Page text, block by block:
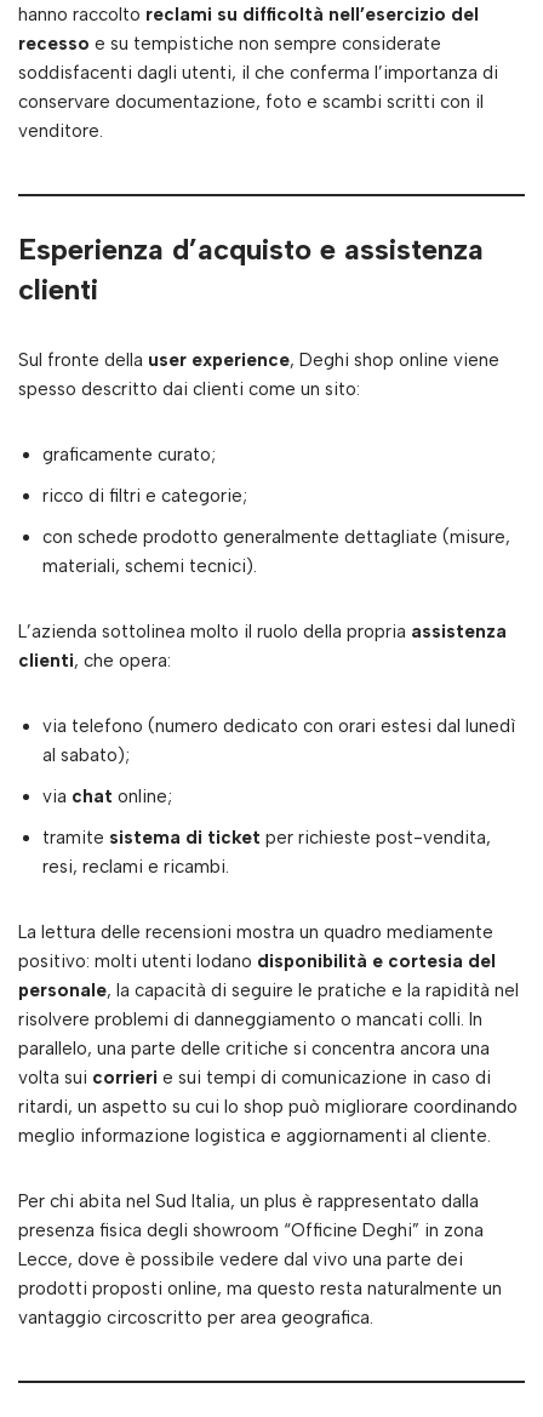
hanno raccolto reclami su difficoltà nell’esercizio del
recesso e su tempistiche non sempre considerate
soddisfacenti dagli utenti, il che conferma l’importanza di
conservare documentazione, foto e scambi scritti con il
venditore.
Esperienza d’acquisto e assistenza
clienti
Sul fronte della user experience, Deghi shop online viene
spesso descritto dai clienti come un sito:
graficamente curato;
ricco di filtri e categorie;
con schede prodotto generalmente dettagliate (misure,
materiali, schemi tecnici).
L’azienda sottolinea molto il ruolo della propria assistenza
clienti, che opera:
via telefono (numero dedicato con orari estesi dal lunedì
al sabato);
via chat online;
tramite sistema di ticket per richieste post-vendita,
resi, reclami e ricambi.
La lettura delle recensioni mostra un quadro mediamente
positivo: molti utenti lodano disponibilità e cortesia del
personale, la capacità di seguire le pratiche e la rapidità nel
risolvere problemi di danneggiamento o mancati colli. In
parallelo, una parte delle critiche si concentra ancora una
volta sui corrieri e sui tempi di comunicazione in caso di
ritardi, un aspetto su cui lo shop può migliorare coordinando
meglio informazione logistica e aggiornamenti al cliente.
Per chi abita nel Sud Italia, un plus è rappresentato dalla
presenza fisica degli showroom “Officine Deghi” in zona
Lecce, dove è possibile vedere dal vivo una parte dei
prodotti proposti online, ma questo resta naturalmente un
vantaggio circoscritto per area geografica.